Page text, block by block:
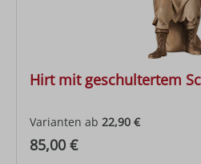
Hirt mit geschultertem
Varianten ab 22,90 €
Regulärer Preis:
85,00 €